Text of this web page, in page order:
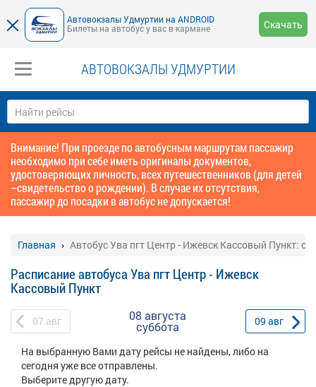
Автовокзалы Удмуртии на ANDROID
Билеты на автобус у вас в кармане
Скачать
АВТОВОКЗАЛЫ УДМУРТИИ
Внимание! При проезде по автобусным маршрутам пассажир
необходимо при себе иметь оригиналы документов,
удостоверяющих личность, всех путешественников (для детей
–свидетельство о рождении). В случае их отсутствия,
пассажир до посадки в автобус не допускается!
Главная Автобус Ува пгт Центр - Ижевск Кассовый Пункт:
Расписание автобуса Ува пгт Центр - Ижевск
Кассовый Пункт
07 авг 08 августа
суббота 09 авг
На выбранную Вами дату рейсы не найдены, либо на
сегодня уже все отправлены.
Выберите другую дату.